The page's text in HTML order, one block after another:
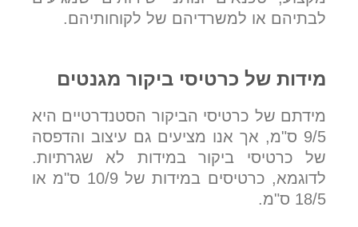
לבתיהם או למשרדיהם של לקוחותיהם.
מידות של כרטיסי ביקור מגנטים
מידתם של כרטיסי הביקור הסטנדרטיים היא
9/5 ס"מ, אך אנו מציעים גם עיצוב והדפסה
של כרטיסי ביקור במידות לא שגרתיות.
לדוגמא, כרטיסים במידות של 10/9 ס"מ או
18/5 ס"מ.